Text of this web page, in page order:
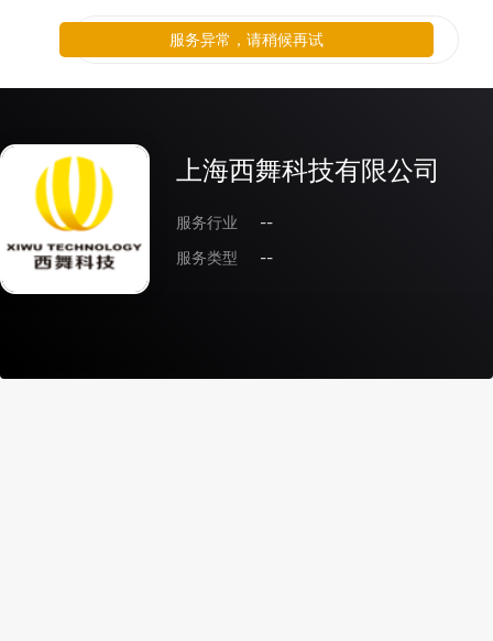
上海西舞科技有限公司
服务行业
--
服务类型
--
服务异常，请稍候再试